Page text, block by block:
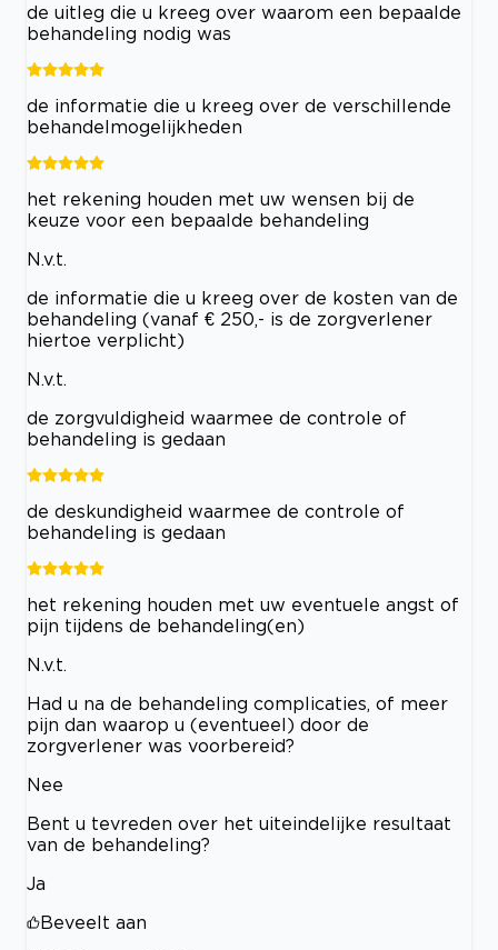
de uitleg die u kreeg over waarom een bepaalde
behandeling nodig was
de informatie die u kreeg over de verschillende
behandelmogelijkheden
het rekening houden met uw wensen bij de
keuze voor een bepaalde behandeling
N.v.t.
de informatie die u kreeg over de kosten van de
behandeling (vanaf € 250,- is de zorgverlener
hiertoe verplicht)
N.v.t.
de zorgvuldigheid waarmee de controle of
behandeling is gedaan
de deskundigheid waarmee de controle of
behandeling is gedaan
het rekening houden met uw eventuele angst of
pijn tijdens de behandeling(en)
N.v.t.
Had u na de behandeling complicaties, of meer
pijn dan waarop u (eventueel) door de
zorgverlener was voorbereid?
Nee
Bent u tevreden over het uiteindelijke resultaat
van de behandeling?
Ja
Beveelt aan